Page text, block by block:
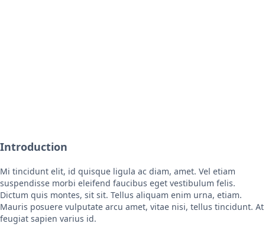
Introduction
Mi tincidunt elit, id quisque ligula ac diam, amet. Vel etiam
suspendisse morbi eleifend faucibus eget vestibulum felis.
Dictum quis montes, sit sit. Tellus aliquam enim urna, etiam.
Mauris posuere vulputate arcu amet, vitae nisi, tellus tincidunt. At
feugiat sapien varius id.